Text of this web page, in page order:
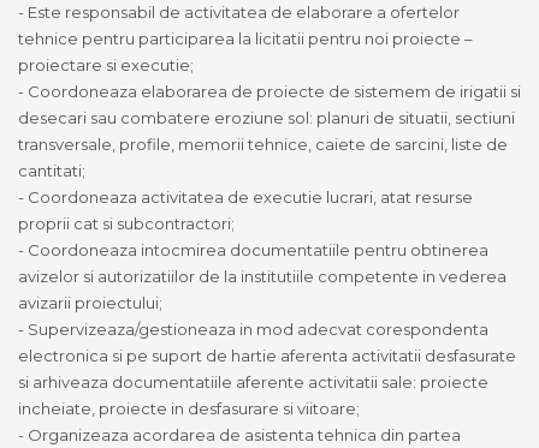
- Este responsabil de activitatea de elaborare a ofertelor
tehnice pentru participarea la licitatii pentru noi proiecte –
proiectare si executie;
- Coordoneaza elaborarea de proiecte de sistemem de irigatii si
desecari sau combatere eroziune sol: planuri de situatii, sectiuni
transversale, profile, memorii tehnice, caiete de sarcini, liste de
cantitati;
- Coordoneaza activitatea de executie lucrari, atat resurse
proprii cat si subcontractori;
- Coordoneaza intocmirea documentatiile pentru obtinerea
avizelor si autorizatiilor de la institutiile competente in vederea
avizarii proiectului;
- Supervizeaza/gestioneaza in mod adecvat corespondenta
electronica si pe suport de hartie aferenta activitatii desfasurate
si arhiveaza documentatiile aferente activitatii sale: proiecte
incheiate, proiecte in desfasurare si viitoare;
- Organizeaza acordarea de asistenta tehnica din partea